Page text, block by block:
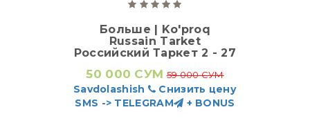
Больше | Ko'proq
Russain Tarket
Российский Таркет 2 - 27
50 000 СУМ 59 000 СУМ
Savdolashish
Снизить цену
SMS -> TELEGRAM
+ BONUS